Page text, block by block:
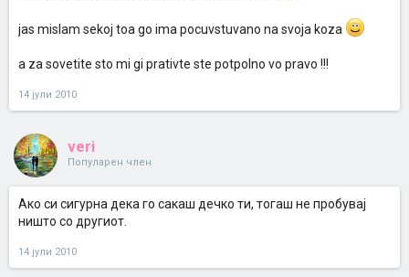
jas mislam sekoj toa go ima pocuvstuvano na svoja koza
a za sovetite sto mi gi prativte ste potpolno vo pravo !!!
14 јули 2010
veri
Популарен член
Ако си сигурна дека го сакаш дечко ти, тогаш не пробувај
ништо со другиот.
14 јули 2010